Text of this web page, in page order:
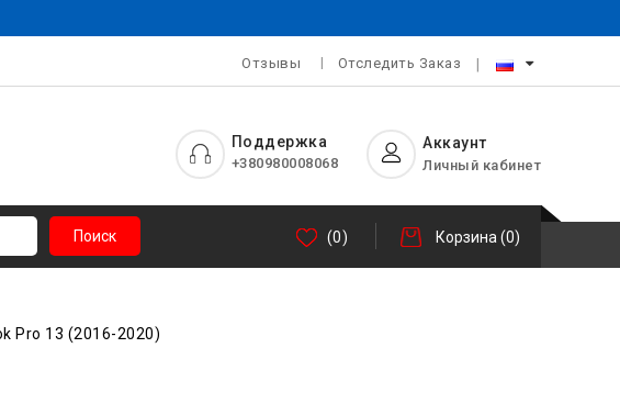
Отзывы Отследить Заказ
Аккаунт
Личный кабинет
Поддержка
+380980008068
Поиск (0) Корзина(0)
Pro 13 (2016-2020)